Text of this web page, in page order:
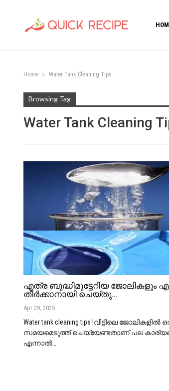
Home Water Tank Cleaning Tips
Browsing Tag
Water Tank Cleaning
എത്ര ബുദ്ധിമുട്ടേറിയ ജോലികളും
തീർക്കാനായി ചെയ്തു…
Apr 29, 2025
Water tank cleaning tips !വീട്ടിലെ ജോലികളിൽ
സമയമെടുത്ത് ചെയ്യേണ്ടതാണ് പല
എന്നാൽ